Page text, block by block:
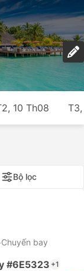
10 Th08 T3,
Bộ lọc
bay
#6E5323 +1